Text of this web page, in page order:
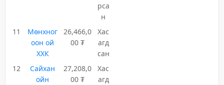
рса
н
11
Мөнхног
оон ой
ХХК
26,466,0
00 ₮
Хас
агд
сан
12
Сайхан
ойн
27,208,0
00 ₮
Хас
агд